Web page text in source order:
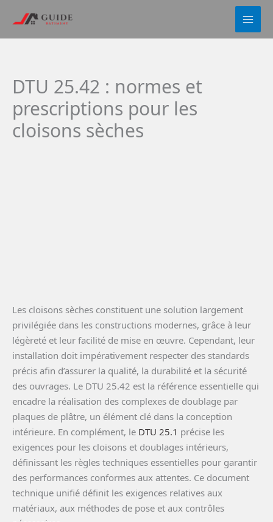
contenu
DTU 25.42 : normes et
prescriptions pour les
cloisons sèches
Les cloisons sèches constituent une solution largement
privilégiée dans les constructions modernes, grâce à leur
légèreté et leur facilité de mise en œuvre. Cependant, leur
installation doit impérativement respecter des standards
précis afin d’assurer la qualité, la durabilité et la sécurité
des ouvrages. Le DTU 25.42 est la référence essentielle qui
encadre la réalisation des complexes de doublage par
plaques de plâtre, un élément clé dans la conception
intérieure. En complément, le DTU 25.1 précise les
exigences pour les cloisons et doublages intérieurs,
définissant les règles techniques essentielles pour garantir
des performances conformes aux attentes. Ce document
technique unifié définit les exigences relatives aux
matériaux, aux méthodes de pose et aux contrôles